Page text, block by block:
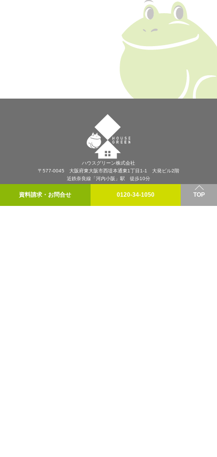
資料請求・お問合せ 0120-34-1050 TOP
ハウスグリーン株式会社
〒577-0045 大阪府東大阪市西堤本通東1丁目1-1 大発ビル2階
近鉄奈良線「河内小阪」駅 徒歩10分